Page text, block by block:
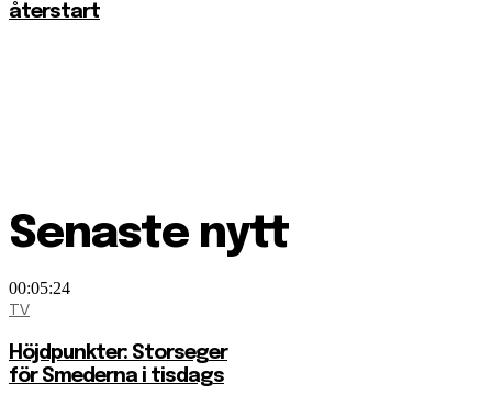
återstart
Senaste nytt
00:05:24
TV
Höjdpunkter: Storseger
för Smederna i tisdags